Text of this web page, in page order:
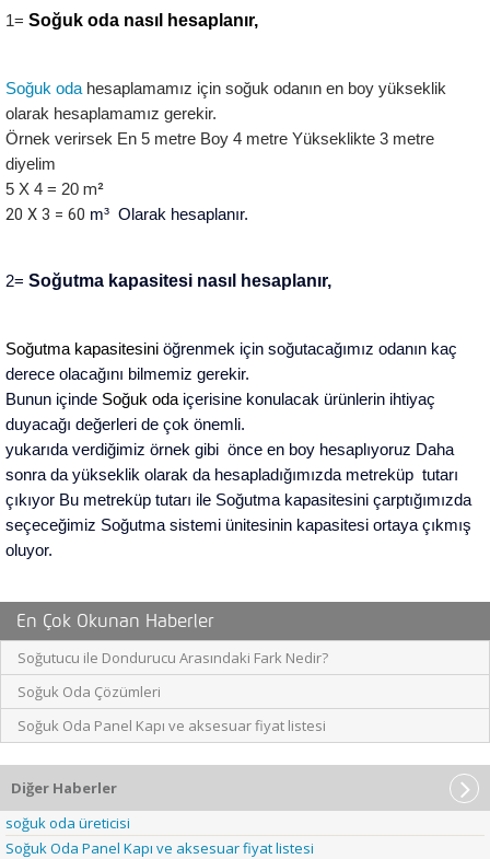
1= Soğuk oda nasıl hesaplanır,
Soğuk oda hesaplamamız için soğuk odanın en boy yükseklik
olarak hesaplamamız gerekir.
Örnek verirsek En 5 metre Boy 4 metre Yükseklikte 3 metre
diyelim
5 X 4 = 20 m²
20 X 3 = 60 m³  Olarak hesaplanır.
2= Soğutma kapasitesi nasıl hesaplanır,
Soğutma kapasitesini öğrenmek için soğutacağımız odanın kaç
derece olacağını bilmemiz gerekir.
Bunun içinde Soğuk oda içerisine konulacak ürünlerin ihtiyaç
duyacağı değerleri de çok önemli.
yukarıda verdiğimiz örnek gibi  önce en boy hesaplıyoruz Daha
sonra da yükseklik olarak da hesapladığımızda metreküp  tutarı
çıkıyor Bu metreküp tutarı ile Soğutma kapasitesini çarptığımızda
seçeceğimiz Soğutma sistemi ünitesinin kapasitesi ortaya çıkmış
oluyor.
En Çok Okunan Haberler
Soğutucu ile Dondurucu Arasındaki Fark Nedir?
Soğuk Oda Çözümleri
Soğuk Oda Panel Kapı ve aksesuar fiyat listesi
Diğer Haberler
soğuk oda üreticisi
Soğuk Oda Panel Kapı ve aksesuar fiyat listesi